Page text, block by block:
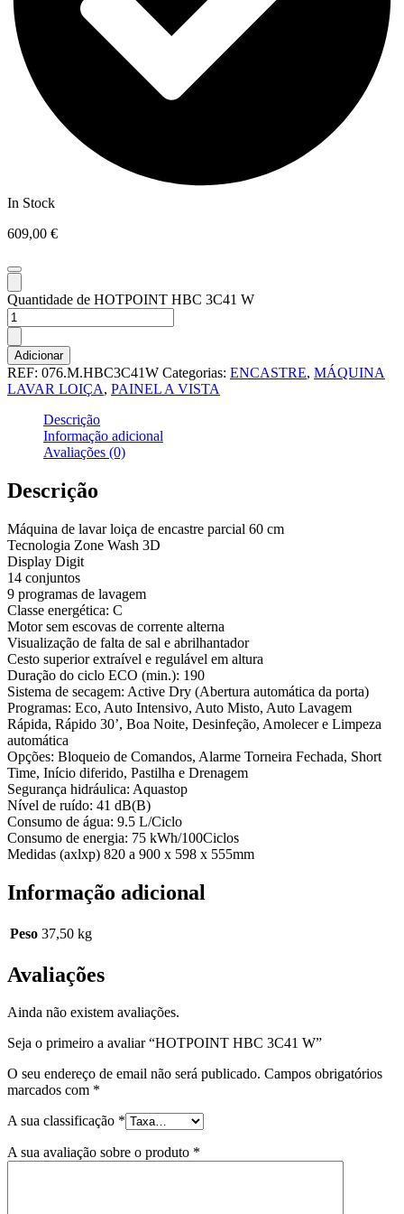
In Stock
609,00 €
Quantidade de HOTPOINT HBC 3C41 W
Adicionar
REF: 076.M.HBC3C41W Categorias: ENCASTRE, MÁQUINA
LAVAR LOIÇA, PAINEL A VISTA
Descrição
Informação adicional
Avaliações (0)
Descrição
Máquina de lavar loiça de encastre parcial 60 cm
Tecnologia Zone Wash 3D
Display Digit
14 conjuntos
9 programas de lavagem
Classe energética: C
Motor sem escovas de corrente alterna
Visualização de falta de sal e abrilhantador
Cesto superior extraível e regulável em altura
Duração do ciclo ECO (min.): 190
Sistema de secagem: Active Dry (Abertura automática da porta)
Programas: Eco, Auto Intensivo, Auto Misto, Auto Lavagem
Rápida, Rápido 30’, Boa Noite, Desinfeção, Amolecer e Limpeza
automática
Opções: Bloqueio de Comandos, Alarme Torneira Fechada, Short
Time, Início diferido, Pastilha e Drenagem
Segurança hidráulica: Aquastop
Nível de ruído: 41 dB(B)
Consumo de água: 9.5 L/Ciclo
Consumo de energia: 75 kWh/100Ciclos
Medidas (axlxp) 820 a 900 x 598 x 555mm
Informação adicional
Peso 37,50 kg
Avaliações
Ainda não existem avaliações.
Seja o primeiro a avaliar “HOTPOINT HBC 3C41 W”
O seu endereço de email não será publicado. Campos obrigatórios
marcados com *
A sua classificação *
A sua avaliação sobre o produto *